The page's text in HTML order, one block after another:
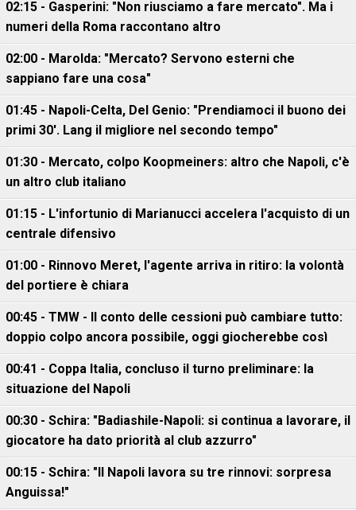
02:15 - Gasperini: "Non riusciamo a fare mercato". Ma i
numeri della Roma raccontano altro
02:00 - Marolda: "Mercato? Servono esterni che
sappiano fare una cosa"
01:45 - Napoli-Celta, Del Genio: "Prendiamoci il buono dei
primi 30'. Lang il migliore nel secondo tempo"
01:30 - Mercato, colpo Koopmeiners: altro che Napoli, c'è
un altro club italiano
01:15 - L'infortunio di Marianucci accelera l'acquisto di un
centrale difensivo
01:00 - Rinnovo Meret, l'agente arriva in ritiro: la volontà
del portiere è chiara
00:45 - TMW - Il conto delle cessioni può cambiare tutto:
doppio colpo ancora possibile, oggi giocherebbe così
00:41 - Coppa Italia, concluso il turno preliminare: la
situazione del Napoli
00:30 - Schira: "Badiashile-Napoli: si continua a lavorare, il
giocatore ha dato priorità al club azzurro"
00:15 - Schira: "Il Napoli lavora su tre rinnovi: sorpresa
Anguissa!"